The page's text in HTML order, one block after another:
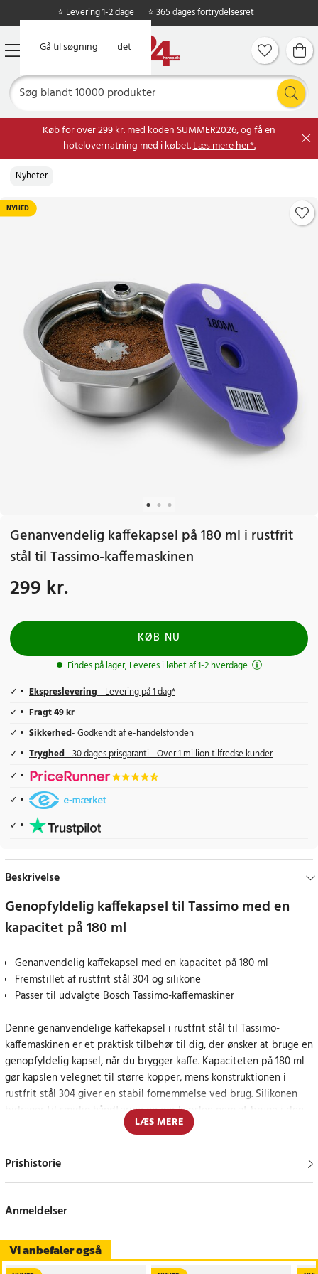
Gå til hovedindholdet
Gå til søgning
⭐ Levering 1-2 dage ⭐ 365 dages fortrydelsesret
Køb for over 299 kr. med koden SUMMER2026, og få en
hotelovernatning med i købet.Læs mere her*.
Nyheter
NYHED
Genanvendelig kaffekapsel på 180 ml i rustfrit
stål til Tassimo-kaffemaskinen
Pris:299 kr.
299 kr.
KØB NU
Findes på lager, Leveres i løbet af 1-2 hverdage
Ekspreslevering- Levering på 1 dag*
Fragt 49 kr
Sikkerhed- Godkendt af e-handelsfonden
Tryghed- 30 dages prisgaranti - Over 1 million tilfredse kunder
Beskrivelse
Genopfyldelig kaffekapsel til Tassimo med en
kapacitet på 180 ml
Genanvendelig kaffekapsel med en kapacitet på 180 ml
Fremstillet af rustfrit stål 304 og silikone
Passer til udvalgte Bosch Tassimo-kaffemaskiner
Denne genanvendelige kaffekapsel i rustfrit stål til Tassimo-
kaffemaskinen er et praktisk tilbehør til dig, der ønsker at bruge en
genopfyldelig kapsel, når du brygger kaffe. Kapaciteten på 180 ml
gør kapslen velegnet til større kopper, mens konstruktionen i
rustfrit stål 304 giver en stabil fornemmelse ved brug. Silikonen
bidrager til smidig håndtering og gør kapslen nem at bruge i den
Kompatibel med flere Tassimo-serier
maskiner, herunder Tassimo Happy, Tassimo Vivy, Tassimo Suny og
at fylde kapslen, bruge den og rengøre den efter brygning.
LÆS MERE
Prishistorie
Vi anbefaler også
Anmeldelser